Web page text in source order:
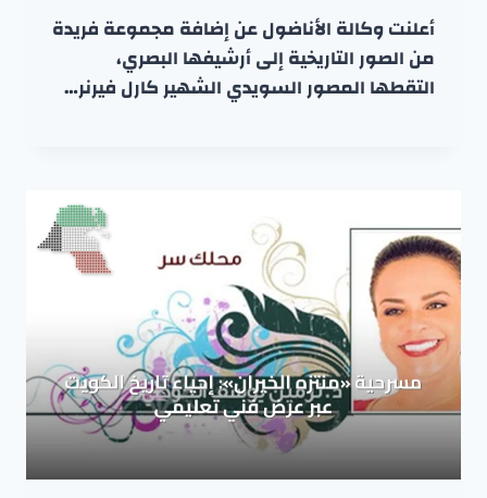
أعلنت وكالة الأناضول عن إضافة مجموعة فريدة
من الصور التاريخية إلى أرشيفها البصري،
التقطها المصور السويدي الشهير كارل فيرنر…